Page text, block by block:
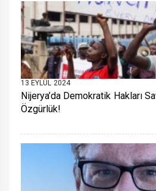
13 EYLÜL 2024
Nijerya’da Demokratik Hakları
Özgürlük!